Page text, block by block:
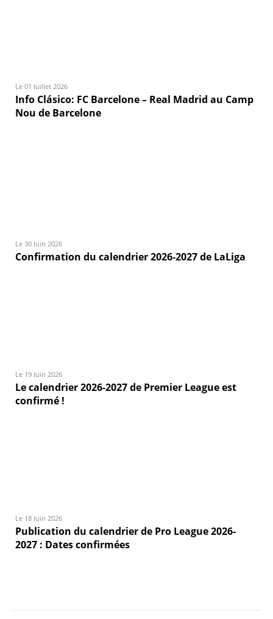
Le 01 Juillet 2026
Info Clásico: FC Barcelone – Real Madrid au Camp
Nou de Barcelone
Le 30 Juin 2026
Confirmation du calendrier 2026-2027 de LaLiga
Le 19 Juin 2026
Le calendrier 2026-2027 de Premier League est
confirmé !
Le 18 Juin 2026
Publication du calendrier de Pro League 2026-
2027 : Dates confirmées